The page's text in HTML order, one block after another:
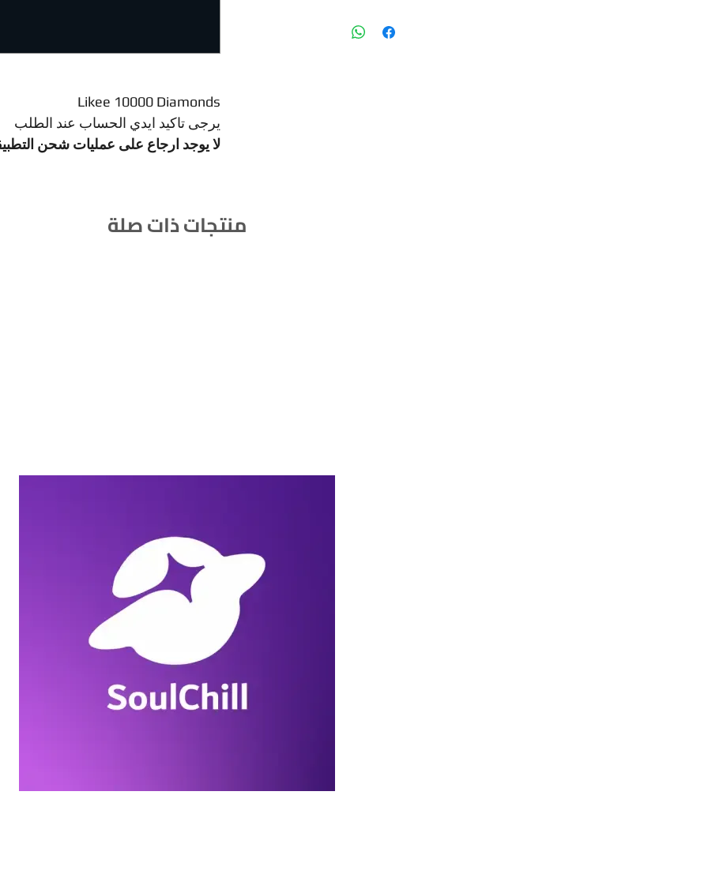
Likee 10000 Diamonds
يرجى تاكيد ايدي الحساب عند الطلب
لا يوجد ارجاع على عمليات شحن
منتجات ذات صلة